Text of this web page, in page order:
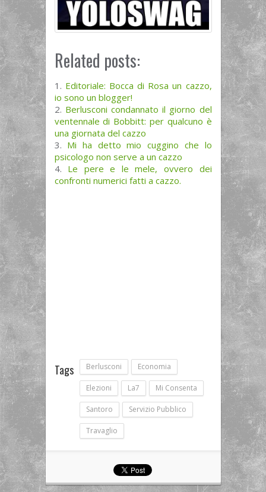
Related posts:
Editoriale: Bocca di Rosa un cazzo,
io sono un blogger!
Berlusconi condannato il giorno del
ventennale di Bobbitt: per qualcuno è
una giornata del cazzo
Mi ha detto mio cuggino che lo
psicologo non serve a un cazzo
Le pere e le mele, ovvero dei
confronti numerici fatti a cazzo.
Tags Berlusconi Economia
Elezioni La7 Mi Consenta
Santoro Servizio Pubblico
Travaglio